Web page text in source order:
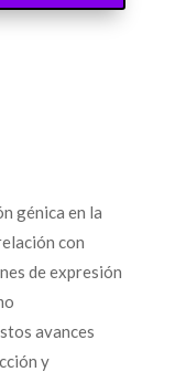
génica en la
con
de expresión
avances
y